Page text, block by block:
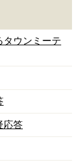
タウンミーテ
応答